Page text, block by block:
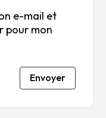
e-mail et
pour mon
Envoyer